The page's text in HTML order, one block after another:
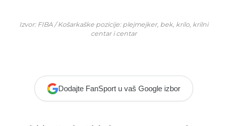
Izvor: FIBA / Košarkaške pozicije: plejmejker, bek, krilo, krilni
centar i centar
Dodajte FanSport u vaš Google izbor